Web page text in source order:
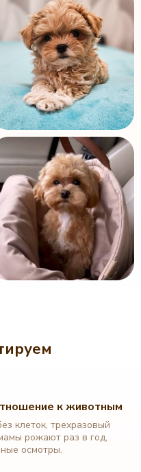
к животным
клеток, трехразовый
рожают раз в год,
осмотры.